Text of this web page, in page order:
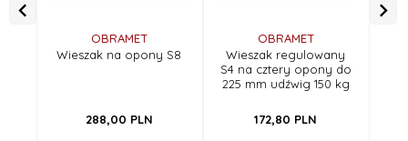
OBRAMET
Wieszak na opony S8
288,00 PLN
OBRAMET
Wieszak regulowany
S4 na cztery opony do
225 mm udźwig 150 kg
172,80 PLN